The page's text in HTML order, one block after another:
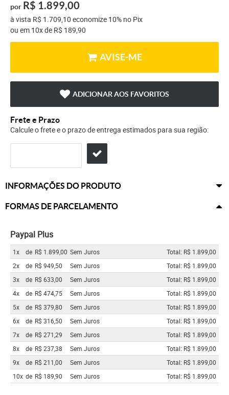
por R$ 1.899,00
à vista R$ 1.709,10 economize 10% no Pix
ou em 10xde R$ 189,90
AVISE-ME
ADICIONAR AOS FAVORITOS
Frete e Prazo
Calcule o frete e o prazo de entrega estimados para sua região:
INFORMAÇÕES DO PRODUTO
FORMAS DE PARCELAMENTO
Paypal Plus
1x de R$ 1.899,00 Sem Juros
Total: R$ 1.899,00
2x
de R$ 949,50 Sem Juros
Total: R$ 1.899,00
3x
de R$ 633,00 Sem Juros
Total: R$ 1.899,00
4x
de R$ 474,75 Sem Juros
Total: R$ 1.899,00
5x
de R$ 379,80 Sem Juros
Total: R$ 1.899,00
6x
de R$ 316,50 Sem Juros
Total: R$ 1.899,00
7x
de R$ 271,29 Sem Juros
Total: R$ 1.899,00
8x
de R$ 237,38 Sem Juros
Total: R$ 1.899,00
9x
de R$ 211,00 Sem Juros
Total: R$ 1.899,00
10x de R$ 189,90 Sem Juros Total: R$ 1.899,00